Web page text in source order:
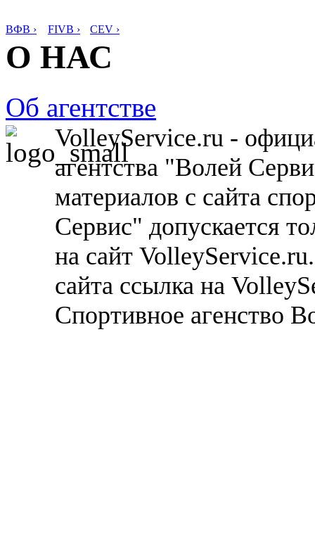
ВФВ › FIVB › CEV ›
О НАС
Об агентстве
VolleyService.ru -
агентства "Волей
материалов с сайта
Сервис" допускается
на сайт
сайта ссылка на
Спортивное агенство